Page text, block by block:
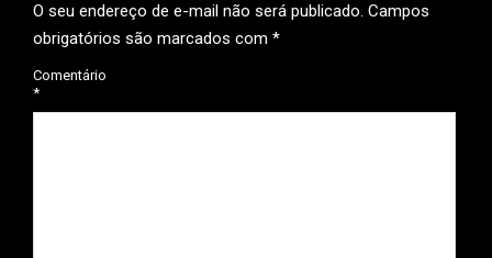
O seu endereço de e-mail não será publicado. Campos
obrigatórios são marcados com *
Comentário
*